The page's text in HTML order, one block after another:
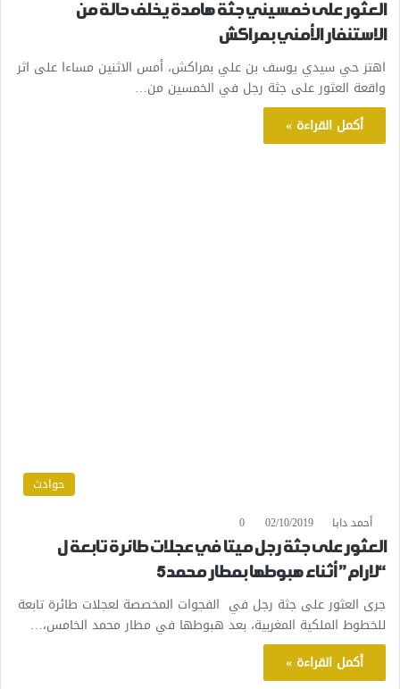
العثور على خمسيني جثة هامدة يخلف حالة من
الاستنفار الأمني بمراكش
اهتز حي سيدي يوسف بن علي بمراكش، أمس الاثنين مساءا على اثر
واقعة العثور على جثة رجل في الخمسين من…
أكمل القراءة »
حوادث
أحمد دابا 02/10/2019
0
العثور على جثة رجل ميتا في عجلات طائرة تابعة ل
“لارام” أثناء هبوطها بمطار محمد5
جرى العثور على جثة رجل في الفجوات المخصصة لعجلات طائرة تابعة
للخطوط الملكية المغربية، بعد هبوطها في مطار محمد الخامس،…
أكمل القراءة »